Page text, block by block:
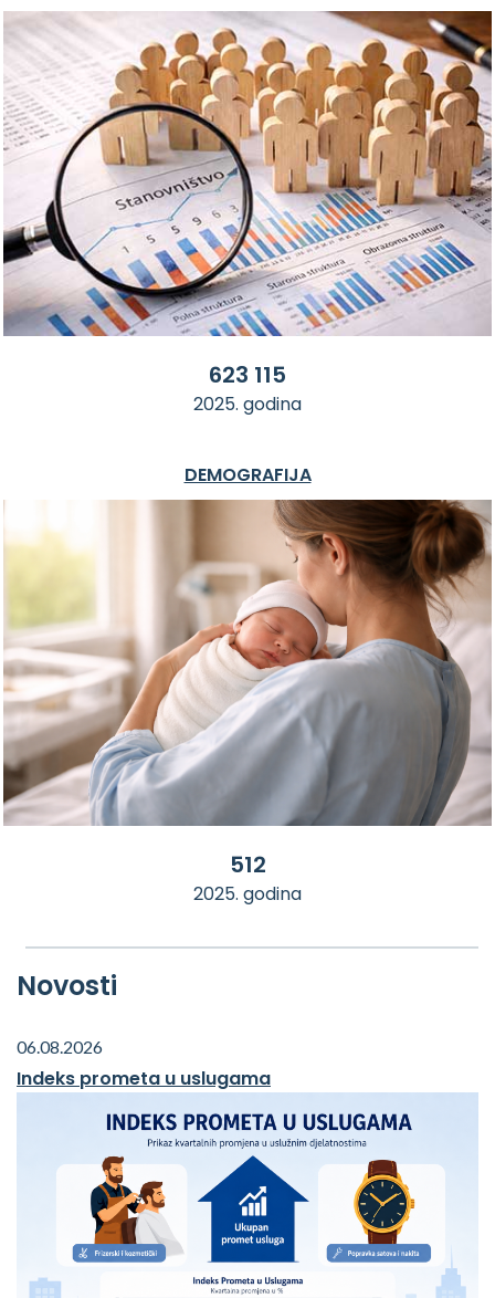
623 115
2025. godina
DEMOGRAFIJA
512
2025. godina
Novosti
06.08.2026
Indeks prometa u uslugama